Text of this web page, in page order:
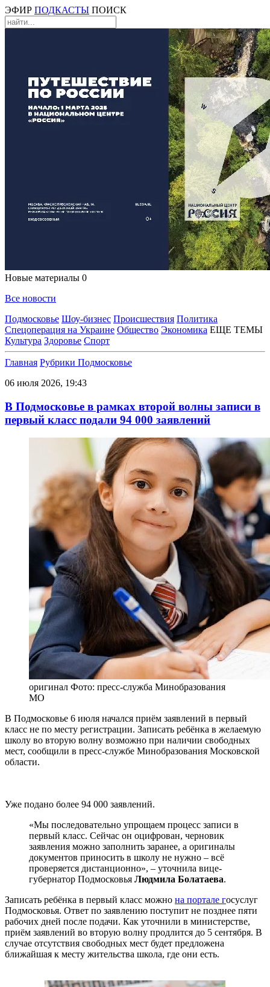
ЭФИР ПОДКАСТЫ ПОИСК
Новые материалы 0
Все новости
Подмосковье Шоу-бизнес Происшествия Политика
Спецоперация на Украине Общество Экономика ЕЩЕ ТЕМЫ
Культура Здоровье Спорт
Главная Рубрики Подмосковье
06 июля 2026, 19:43
В Подмосковье в рамках второй волны записи в
первый класс подали 94 000 заявлений
оригинал Фото: пресс-служба Минобразования
МО
В Подмосковье 6 июля начался приём заявлений в первый
класс не по месту регистрации. Записать ребёнка в желаемую
школу во вторую волну возможно при наличии свободных
мест, сообщили в пресс-службе Минобразования Московской
области.
Уже подано более 94 000 заявлений.
«Мы последовательно упрощаем процесс записи в
первый класс. Сейчас он оцифрован, черновик
заявления можно заполнить заранее, а оригиналы
документов приносить в школу не нужно – всё
проверяется дистанционно», – уточнила вице-
губернатор Подмосковья Людмила Болатаева.
Записать ребёнка в первый класс можно на портале госуслуг
Подмосковья. Ответ по заявлению поступит не позднее пяти
рабочих дней после подачи. Как уточнили в министерстве,
приём заявлений во вторую волну продлится до 5 сентября. В
случае отсутствия свободных мест будет предложена
ближайшая к месту жительства школа, где они есть.